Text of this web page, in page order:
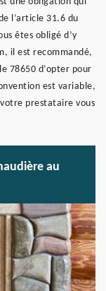
l’article 31.6 du
êtes obligé d’y
il est recommandé,
78650 d’opter pour
est variable,
prestataire vous
au